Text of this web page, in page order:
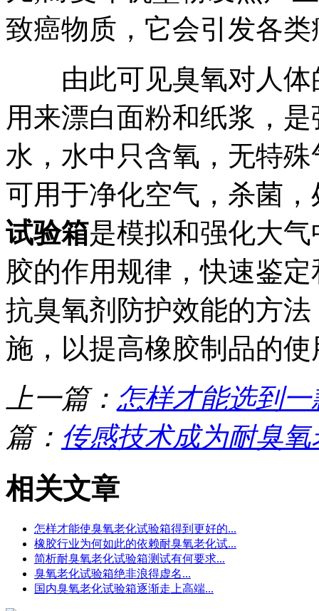
致癌物质，它会引发各
由此可见臭氧对人体
用来漂白面粉和纸浆，
水，水中只含氧，无特
可用于净化空气，杀菌
试验箱是模拟和强化大
胶的作用规律，快速鉴
抗臭氧剂防护效能的方
施，以提高橡胶制品的
上一篇： 怎样才能选到
篇： 传感技术成为耐臭
相关文章
怎样才能使臭氧老化试验箱得到更好的...
橡胶行业为何如此的依赖耐臭氧老化试...
简析耐臭氧老化试验箱测试有何要求...
臭氧老化试验箱绝非浪得虚名...
国内臭氧老化试验箱逐渐走上高端...